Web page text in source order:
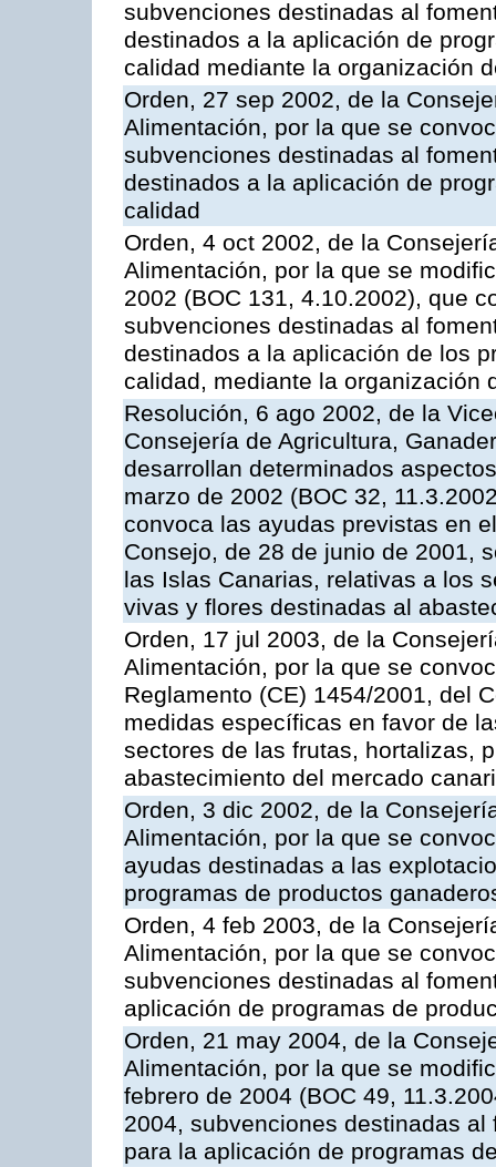
subvenciones destinadas al
destinados a la aplicación de
calidad mediante la organización
Orden, 27 sep 2002, de la
Alimentación, por la que se
subvenciones destinadas al
destinados a la aplicación de
calidad
Orden, 4 oct 2002, de la
Alimentación, por la que se
2002 (BOC 131, 4.10.2002), que
subvenciones destinadas al
destinados a la aplicación de los
calidad, mediante la organización
Resolución, 6 ago 2002, de la
Consejería de Agricultura,
desarrollan determinados
marzo de 2002 (BOC 32,
convoca las ayudas previstas en
Consejo, de 28 de junio de 2001,
las Islas Canarias, relativas a los
vivas y flores destinadas al
Orden, 17 jul 2003, de la
Alimentación, por la que se
Reglamento (CE) 1454/2001, del
medidas específicas en favor de
sectores de las frutas, hortalizas,
abastecimiento del mercado
Orden, 3 dic 2002, de la
Alimentación, por la que se
ayudas destinadas a las
programas de productos
Orden, 4 feb 2003, de la
Alimentación, por la que se
subvenciones destinadas al
aplicación de programas de
Orden, 21 may 2004, de la
Alimentación, por la que se
febrero de 2004 (BOC 49,
2004, subvenciones destinadas
para la aplicación de programas